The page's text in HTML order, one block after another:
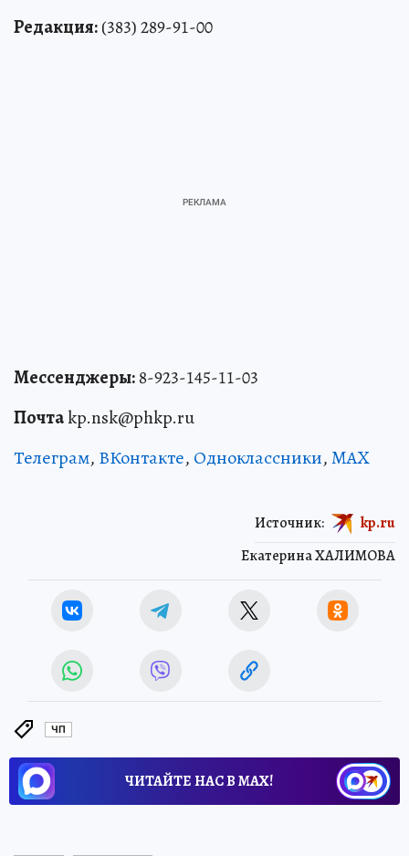
Редакция:(383) 289-91-00
Мессенджеры:8-923-145-11-03
Почтаkp.nsk@phkp.ru
Телеграм, ВКонтакте, Одноклассники,MAX
Екатерина ХАЛИМОВА
Источник: kp.ru
ЧП
ЧИТАЙТЕ НАС В МАХ!